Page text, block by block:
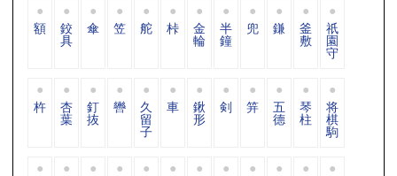
額 鉸
具
傘 笠 舵 桛 金
輪
半
鐘
兜 鎌 釜
敷
祇
園
守
杵 杏
葉
釘
抜
轡 久
留
子
車 鍬
形
剣 笄 五
德
琴
柱
将
棋
駒